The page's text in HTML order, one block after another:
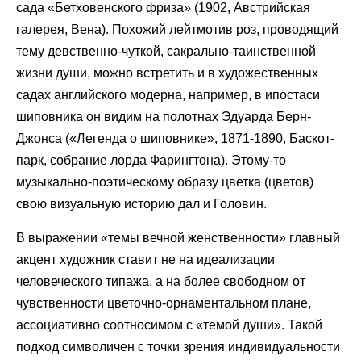
сада «Бетховенского фриза» (1902, Австрийская
галерея, Вена). Похожий лейтмотив роз, проводящий
тему девственно-чуткой, сакрально-таинственной
жизни души, можно встретить и в художественных
садах английского модерна, например, в ипостаси
шиповника он видим на полотнах Эдуарда Берн-
Джонса («Легенда о шиповнике», 1871-1890, Баскот-
парк, собрание лорда Фарингтона). Этому-то
музыкально-поэтическому образу цветка (цветов)
свою визуальную историю дал и Головин.
В выражении «темы вечной женственности» главный
акцент художник ставит не на идеализации
человеческого типажа, а на более свободном от
чувственности цветочно-орнаментальном плане,
ассоциативно соотносимом с «темой души». Такой
подход символичен с точки зрения индивидуальности